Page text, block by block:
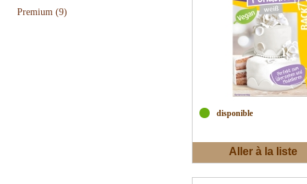
Premium (9)
disponible
Aller à la liste